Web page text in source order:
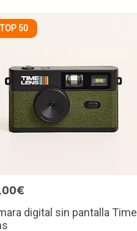
TOP 50
digital sin pantalla Time